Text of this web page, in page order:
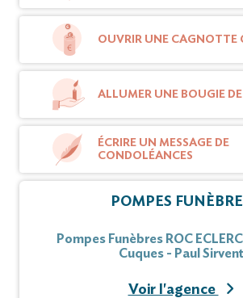
OUVRIR UNE CAGNOTTE
ALLUMER UNE BOUGIE
ÉCRIRE UN MESSAGE DE
CONDOLÉANCES
POMPES
Pompes Funèbres ROC
Cuques - Paul Sirvent
Voir l'agence